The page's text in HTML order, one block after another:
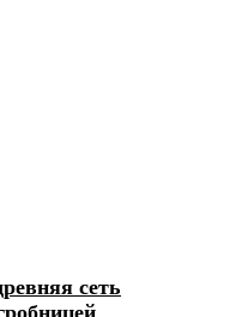
сеть